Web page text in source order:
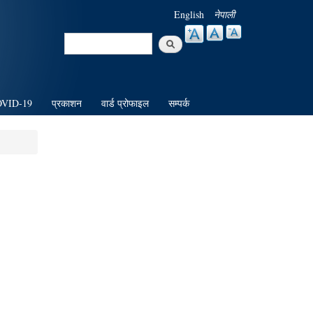
English नेपाली
Search
19 प्रकाशन वार्ड प्रोफाइल सम्पर्क